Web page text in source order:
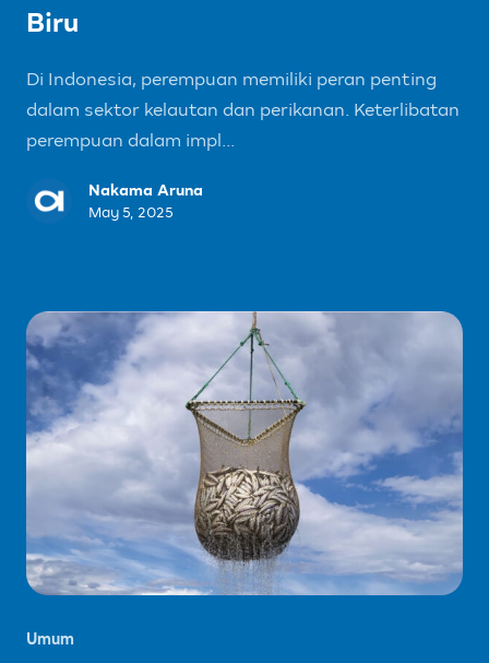
Biru
Di Indonesia, perempuan memiliki peran penting
dalam sektor kelautan dan perikanan. Keterlibatan
perempuan dalam impl...
Nakama Aruna
May 5, 2025
Umum